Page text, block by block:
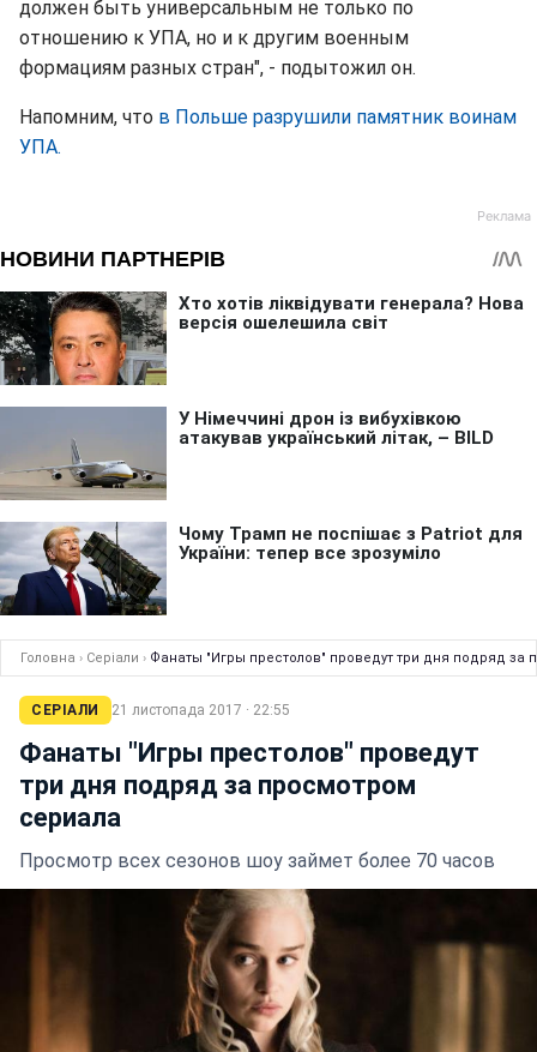
должен быть универсальным не только по
отношению к УПА, но и к другим военным
формациям разных стран", - подытожил он.
Напомним, что в Польше разрушили памятник воинам
УПА.
Головна › Серіали › Фанаты "Игры престолов" проведут три дня подряд за
СЕРІАЛИ 21 листопада 2017 · 22:55
Фанаты "Игры престолов" проведут
три дня подряд за просмотром
сериала
Просмотр всех сезонов шоу займет более 70 часов